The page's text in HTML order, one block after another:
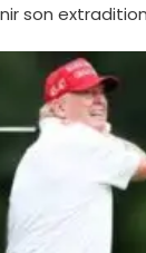
son extradition